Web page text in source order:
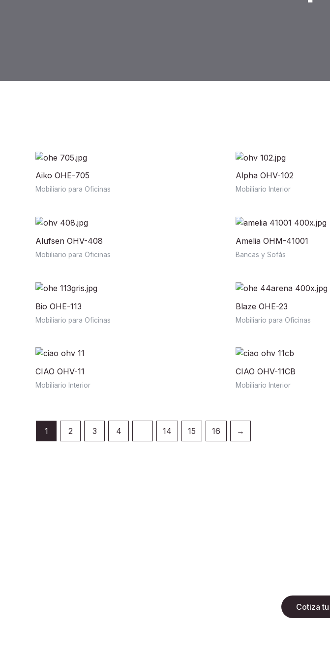
Aiko OHE-705
Mobiliario para Oficinas
Alpha OHV-102
Mobiliario Interior
Alufsen OHV-408
Mobiliario para Oficinas
Amelia OHM-41001
Bancas y Sofás
Bio OHE-113
Mobiliario para Oficinas
Blaze OHE-23
Mobiliario para Oficinas
CIAO OHV-11
Mobiliario Interior
CIAO OHV-11CB
Mobiliario Interior
1 2 3 4 14 15 16 →
Cotiza